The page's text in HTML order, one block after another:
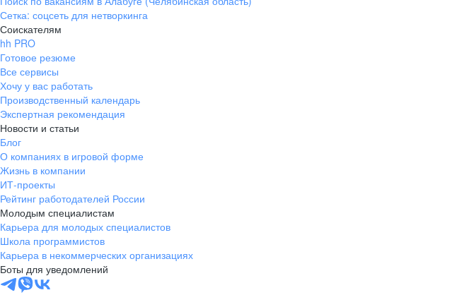
Сетка: соцсеть для нетворкинга
Соискателям
hh PRO
Готовое резюме
Все сервисы
Хочу у вас работать
Производственный календарь
Экспертная рекомендация
Новости и статьи
Блог
О компаниях в игровой форме
Жизнь в компании
ИТ-проекты
Рейтинг работодателей России
Молодым специалистам
Карьера для молодых специалистов
Школа программистов
Карьера в некоммерческих организациях
Боты для уведомлений